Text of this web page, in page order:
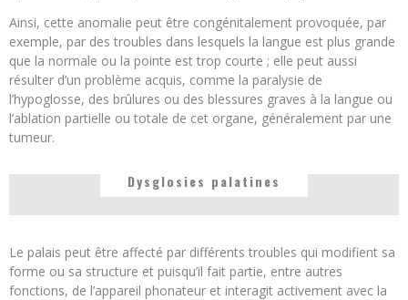
Ainsi, cette anomalie peut être congénitalement provoquée, par
exemple, par des troubles dans lesquels la langue est plus grande
que la normale ou la pointe est trop courte ; elle peut aussi
résulter d’un problème acquis, comme la paralysie de
l’hypoglosse, des brûlures ou des blessures graves à la langue ou
l’ablation partielle ou totale de cet organe, généralement par une
tumeur.
Dysglosies palatines
Le palais peut être affecté par différents troubles qui modifient sa
forme ou sa structure et puisqu’il fait partie, entre autres
fonctions, de l’appareil phonateur et interagit activement avec la